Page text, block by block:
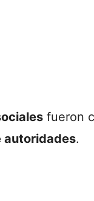
fueron
autoridades.